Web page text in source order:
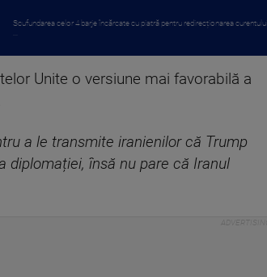
Scufundarea celor 4 barje încărcate cu piatră pentru redirecționarea curentului
Unite o versiune mai favorabilă a
a le transmite iranienilor că Trump
diplomației, însă nu pare că Iranul